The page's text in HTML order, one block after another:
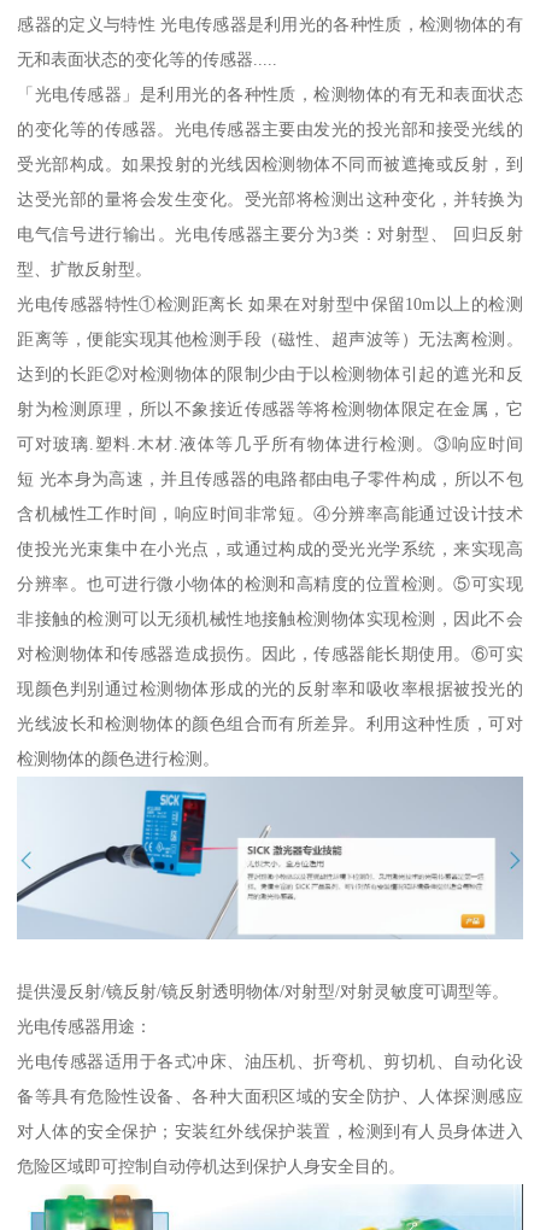
感器的定义与特性 光电传感器是利用光的各种性质，检测物体的有
无和表面状态的变化等的传感器.....
「光电传感器」是利用光的各种性质，检测物体的有无和表面状态
的变化等的传感器。光电传感器主要由发光的投光部和接受光线的
受光部构成。如果投射的光线因检测物体不同而被遮掩或反射，到
达受光部的量将会发生变化。受光部将检测出这种变化，并转换为
电气信号进行输出。光电传感器主要分为3类：对射型、 回归反射
型、扩散反射型。
光电传感器特性①检测距离长 如果在对射型中保留10m以上的检测
距离等，便能实现其他检测手段（磁性、超声波等）无法离检测。
达到的长距②对检测物体的限制少由于以检测物体引起的遮光和反
射为检测原理，所以不象接近传感器等将检测物体限定在金属，它
可对玻璃.塑料.木材.液体等几乎所有物体进行检测。③响应时间
短 光本身为高速，并且传感器的电路都由电子零件构成，所以不包
含机械性工作时间，响应时间非常短。④分辨率高能通过设计技术
使投光光束集中在小光点，或通过构成的受光光学系统，来实现高
分辨率。也可进行微小物体的检测和高精度的位置检测。⑤可实现
非接触的检测可以无须机械性地接触检测物体实现检测，因此不会
对检测物体和传感器造成损伤。因此，传感器能长期使用。⑥可实
现颜色判别通过检测物体形成的光的反射率和吸收率根据被投光的
光线波长和检测物体的颜色组合而有所差异。利用这种性质，可对
检测物体的颜色进行检测。
提供漫反射/镜反射/镜反射透明物体/对射型/对射灵敏度可调型等。
光电传感器用途：
光电传感器适用于各式冲床、油压机、折弯机、剪切机、自动化设
备等具有危险性设备、各种大面积区域的安全防护、人体探测感应
对人体的安全保护；安装红外线保护装置，检测到有人员身体进入
危险区域即可控制自动停机达到保护人身安全目的。